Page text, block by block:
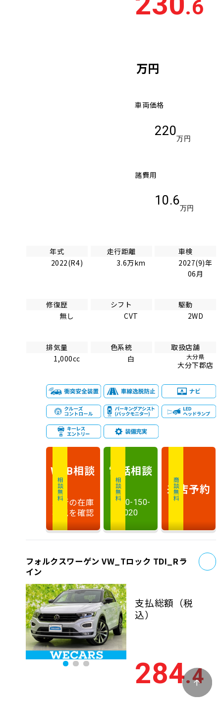
.6
万円
車両価格
220
万円
諸費用
10.6
万円
年式
2022(R4)
走行距離
3.6万km
車検
2027(9)年
06月
修復歴
無し
シフト
CVT
駆動
2WD
排気量
1,000cc
色系統
白
取扱店舗
大分県
大分下郡店
相談無料
WEB相談
最新の在庫
状況を確認
相談無料
電話相談
0120-150-
020
商談無料
来店予約
フォルクスワーゲン VW_Tロック TDI_Rラ
イン
支払総額 （税
込）
284.4